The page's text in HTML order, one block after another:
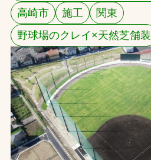
お問合せ
お取引先の皆様へ
プライバシーポリシー
ソーシャルメディアポリシー
Instagram
FacebookYouTube
高崎市
施工
関東
野球場のクレイ×天然芝舗装